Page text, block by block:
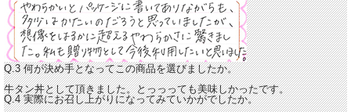
Q.3 何が決め手となってこの商品を選びましたか。
牛タン丼として頂きました。とっっっても美味しかったです。
Q.4 実際にお召し上がりになってみていかがでしたか。